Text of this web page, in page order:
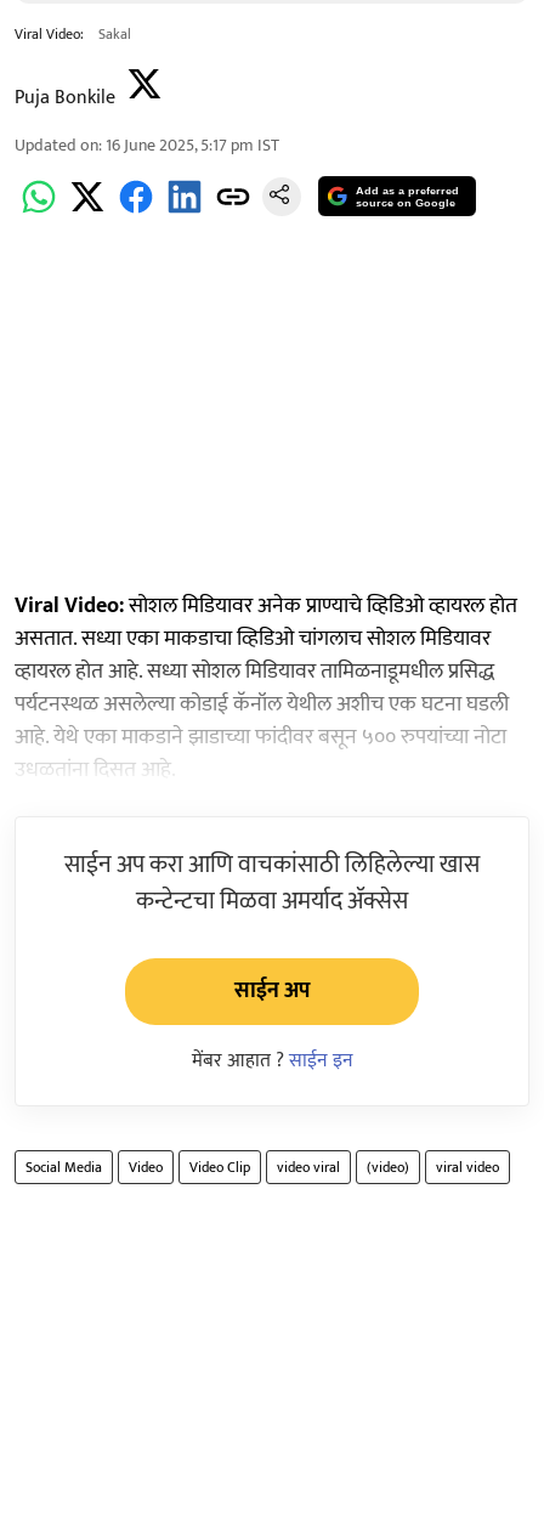
Viral Video: Sakal
Puja Bonkile
Updated on:16 June 2025, 5:17 pm IST
Add as a preferred
source on Google
Viral Video:सोशल मिडियावर अनेक प्राण्याचे व्हिडिओ व्हायरल होत
असतात. सध्या एका माकडाचा व्हिडिओ चांगलाच सोशल मिडियावर
व्हायरल होत आहे. सध्या सोशल मिडियावर तामिळनाडूमधील प्रसिद्ध
पर्यटनस्थळ असलेल्या कोडाई कॅनॉल येथील अशीच एक घटना घडली
आहे. येथे एका माकडाने झाडाच्या फांदीवर बसून ५०० रुपयांच्या नोटा
उधळतांना दिसत आहे.
साईन अप करा आणि वाचकांसाठी लिहिलेल्या खास
कन्टेन्टचा मिळवा अमर्याद ॲक्सेस
साईन अप
मेंबर आहात ?साईन इन
Social Media Video Video Clip video viral (video) viral video